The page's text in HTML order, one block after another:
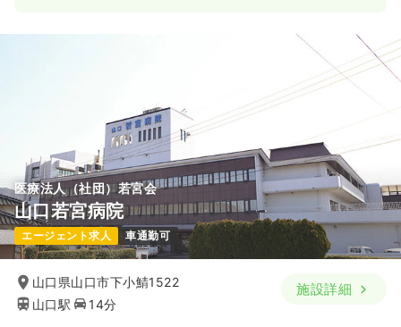
医療法人（社団）若宮会
山口若宮病院
エージェント求人 車通勤可
山口県山口市下小鯖1522
山口駅
14分
施設詳細